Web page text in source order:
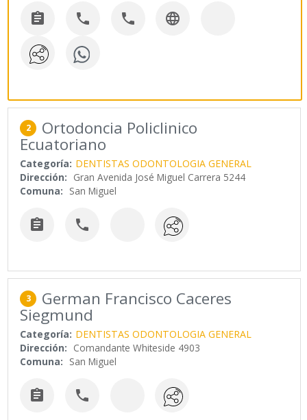
   
2 Ortodoncia Policlinico
Ecuatoriano
Categoría: DENTISTAS ODONTOLOGIA GENERAL
Dirección: Gran Avenida José Miguel Carrera 5244
Comuna: San Miguel
 
3 German Francisco Caceres
Siegmund
Categoría: DENTISTAS ODONTOLOGIA GENERAL
Dirección: Comandante Whiteside 4903
Comuna: San Miguel
 